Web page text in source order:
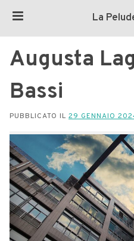
La
Augusta
Bassi
PUBBLICATO IL 29 GENNAIO